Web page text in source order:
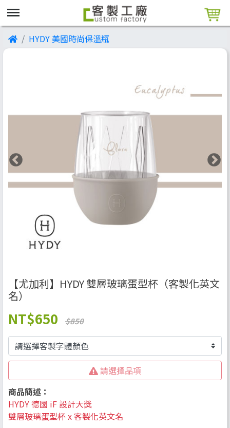
HYDY 美國時尚保溫瓶
【尤加利】HYDY 雙層玻璃蛋型杯（客製化英文
名）
NT$650 $850
請選擇品項
商品簡述：
HYDY 德國 iF 設計大獎
雙層玻璃蛋型杯 x 客製化英文名